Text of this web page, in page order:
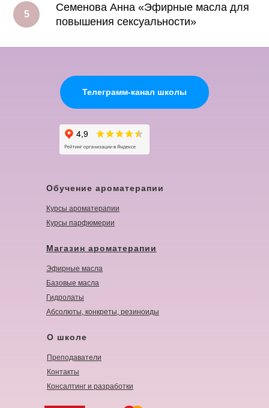
Семенова Анна «Эфирные масла для
повышения сексуальности»
Обучение ароматерапии
Курсы ароматерапии
Курсы парфюмерии
Магазин ароматерапии
Эфирные масла
Базовые масла
Гидролаты
Абсолюты, конкреты, резиноиды
О школе
Преподаватели
Контакты
Консалтинг и разработки
Телеграмм-канал школы